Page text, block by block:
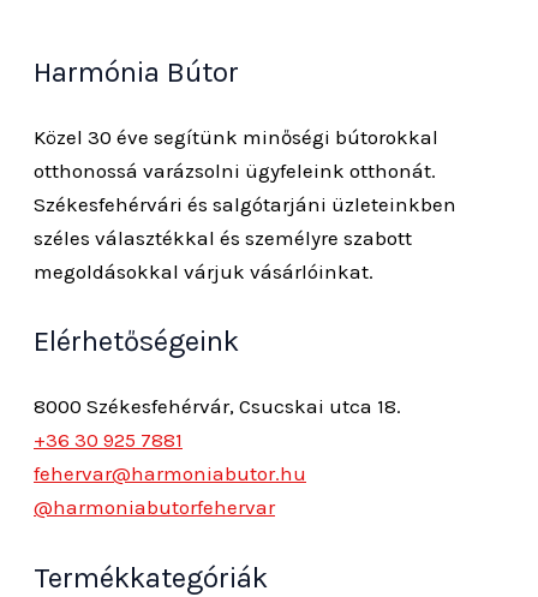
Harmónia Bútor
Közel 30 éve segítünk minőségi bútorokkal
otthonossá varázsolni ügyfeleink otthonát.
Székesfehérvári és salgótarjáni üzleteinkben
széles választékkal és személyre szabott
megoldásokkal várjuk vásárlóinkat.
Elérhetőségeink
8000 Székesfehérvár, Csucskai utca 18.
+36 30 925 7881
fehervar@harmoniabutor.hu
@harmoniabutorfehervar
Termékkategóriák